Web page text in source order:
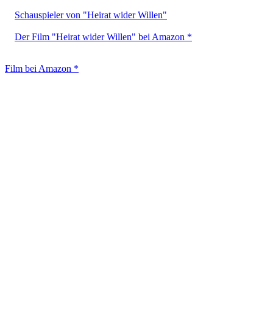
Schauspieler von "Heirat wider Willen"
Der Film "Heirat wider Willen" bei Amazon *
Film bei Amazon *